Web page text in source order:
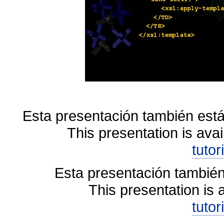
Esta presentación también
This presentation is
Esta presentación
This presentation is